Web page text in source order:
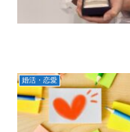
婚活・恋愛